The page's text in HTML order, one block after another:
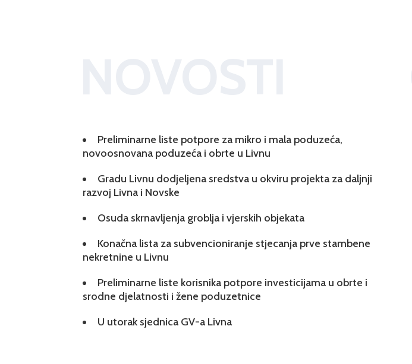
Preliminarne liste potpore za mikro i mala poduzeća,
novoosnovana poduzeća i obrte u Livnu
Gradu Livnu dodjeljena sredstva u okviru projekta za daljnji
razvoj Livna i Novske
Osuda skrnavljenja groblja i vjerskih objekata
Konačna lista za subvencioniranje stjecanja prve stambene
nekretnine u Livnu
Preliminarne liste korisnika potpore investicijama u obrte i
srodne djelatnosti i žene poduzetnice
U utorak sjednica GV-a Livna